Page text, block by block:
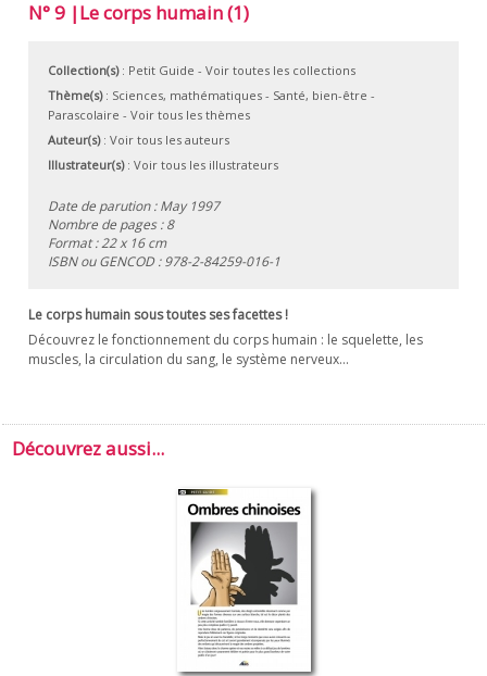
N° 9 |Le corps humain (1)
Collection(s): Petit Guide - Voir toutes les collections
Thème(s): Sciences, mathématiques- Santé, bien-être -
Parascolaire - Voir tous les thèmes
Auteur(s): Voir tous les auteurs
Illustrateur(s): Voir tous les illustrateurs
Date de parution : May 1997
Nombre de pages : 8
Format : 22 x 16 cm
ISBN ou GENCOD :978-2-84259-016-1
Le corps humain sous toutes ses facettes !
Découvrez le fonctionnement du corps humain : le squelette, les
muscles, la circulation du sang, le système nerveux...
Découvrez aussi...